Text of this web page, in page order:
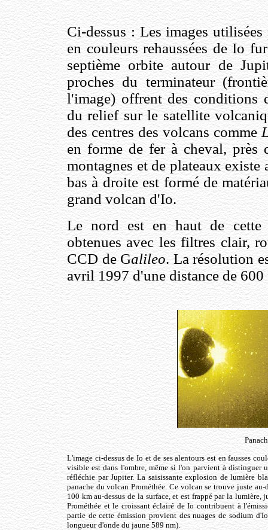
Ci-dessus : Les images
en couleurs rehaussées de Io
septième orbite autour de
proches du terminateur
l'image) offrent des conditions
du relief sur le satellite
des centres des volcans comme
en forme de fer à cheval, près
montagnes et de plateaux
bas à droite est formé de
grand volcan d'Io.
Le nord est en haut de cette
obtenues avec les filtres clair,
CCD de Galileo. La résolution
avril 1997 d'une distance de
L'image ci-dessus de Io et de ses alentours est en fausses
visible est dans l'ombre, même si l'on parvient à distinguer
réfléchie par Jupiter. La saisissante explosion de lumière
panache du volcan Prométhée. Ce volcan se trouve juste
100 km au-dessus de la surface, et est frappé par la
Prométhée et le croissant éclairé de Io contribuent à
partie de cette émission provient des nuages de sodium
longueur d'onde du jaune 589 nm).